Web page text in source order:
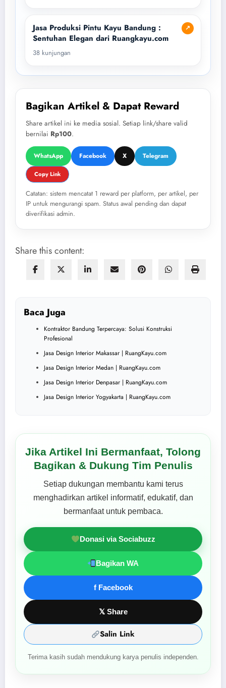
↗
Jasa Produksi Pintu Kayu Bandung :
Sentuhan Elegan dari Ruangkayu.com
38 kunjungan
Bagikan Artikel & Dapat Reward
Share artikel ini ke media sosial. Setiap link/share valid
bernilai Rp100.
WhatsApp Facebook X Telegram
Copy Link
Catatan: sistem mencatat 1 reward per platform, per artikel, per
IP untuk mengurangi spam. Status awal pending dan dapat
diverifikasi admin.
Share this content:
Baca Juga
Kontraktor Bandung Terpercaya: Solusi Konstruksi
Profesional
Jasa Design Interior Makassar | RuangKayu.com
Jasa Design Interior Medan | RuangKayu.com
Jasa Design Interior Denpasar | RuangKayu.com
Jasa Design Interior Yogyakarta | RuangKayu.com
Jika Artikel Ini Bermanfaat, Tolong
Bagikan & Dukung Tim Penulis
Setiap dukungan membantu kami terus
menghadirkan artikel informatif, edukatif, dan
bermanfaat untuk pembaca.
Donasi via Sociabuzz
Bagikan WA
f Facebook
𝕏 Share
Salin Link
Terima kasih sudah mendukung karya penulis independen.